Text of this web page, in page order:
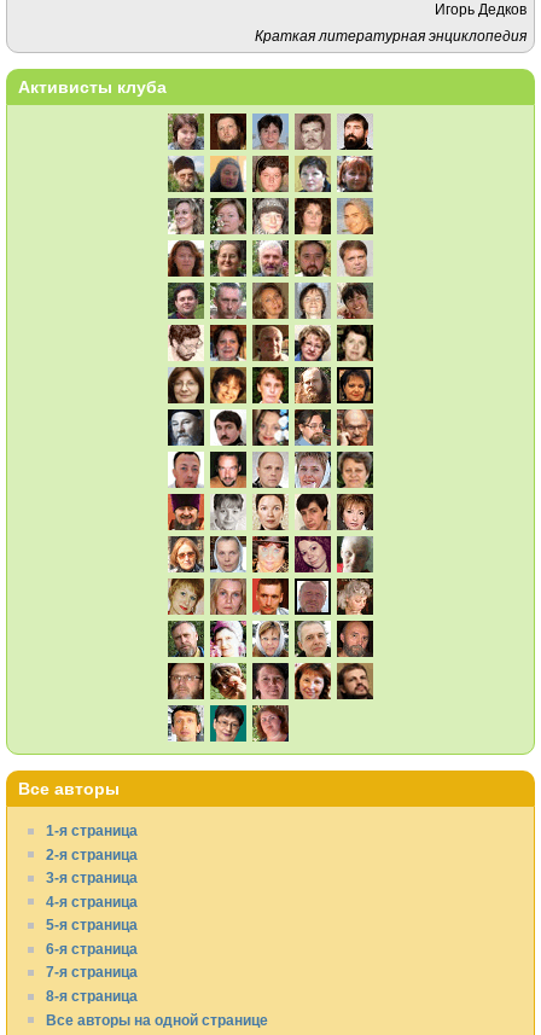
Игорь Дедков
Краткая литературная энциклопедия
Активисты клуба
Все авторы
1-я страница
2-я страница
3-я страница
4-я страница
5-я страница
6-я страница
7-я страница
8-я страница
Все авторы на одной странице